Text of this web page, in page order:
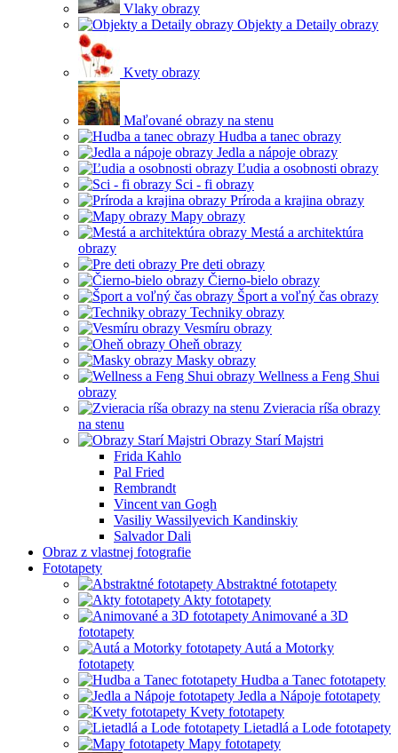
Vlaky obrazy
Objekty a Detaily obrazy
Kvety obrazy
Maľované obrazy na stenu
Hudba a tanec obrazy
Jedla a nápoje obrazy
Ľudia a osobnosti obrazy
Sci - fi obrazy
Príroda a krajina obrazy
Mapy obrazy
Mestá a architektúra
obrazy
Pre deti obrazy
Čierno-bielo obrazy
Šport a voľný čas obrazy
Techniky obrazy
Vesmíru obrazy
Oheň obrazy
Masky obrazy
Wellness a Feng Shui
obrazy
Zvieracia ríša obrazy
na stenu
Obrazy Starí Majstri
Frida Kahlo
Pal Fried
Rembrandt
Vincent van Gogh
Vasiliy Wassilyevich Kandinskiy
Salvador Dali
Obraz z vlastnej fotografie
Fototapety
Abstraktné fototapety
Akty fototapety
Animované a 3D
fototapety
Autá a Motorky
fototapety
Hudba a Tanec fototapety
Jedla a Nápoje fototapety
Kvety fototapety
Lietadlá a Lode fototapety
Mapy fototapety